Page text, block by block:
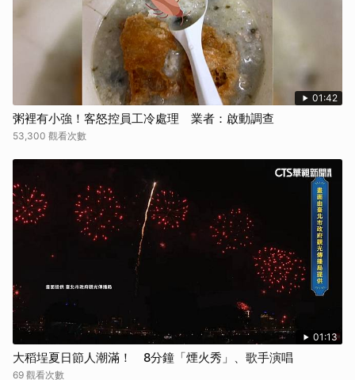
01:42
粥裡有小強！客怒控員工冷處理 業者：啟動調查
53,300 觀看次數
01:13
大稻埕夏日節人潮滿！ 8分鐘「煙火秀」、歌手演唱
69 觀看次數